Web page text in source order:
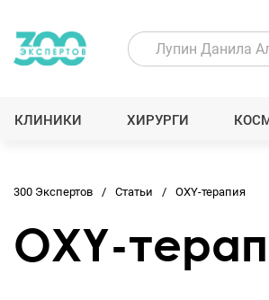
КЛИНИКИ ХИРУРГИ
300 Экспертов Статьи OXY-терапия
OXY-